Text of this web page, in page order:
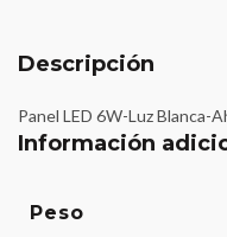
Descripción
Panel LED 6W-Luz Blanca-
Información
Peso